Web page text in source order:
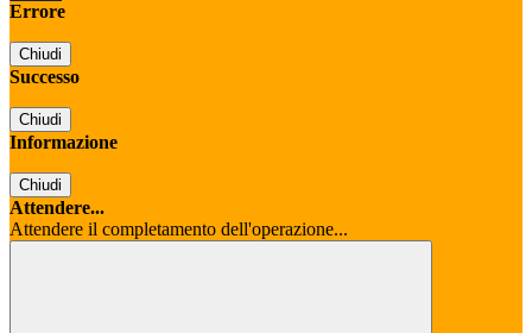
Errore
Chiudi
Successo
Chiudi
Informazione
Chiudi
Attendere...
Attendere il completamento dell'operazione...